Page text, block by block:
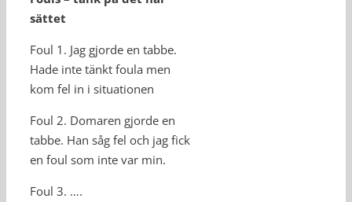
sättet
Foul 1. Jag gjorde en tabbe.
Hade inte tänkt foula men
kom fel in i situationen
Foul 2. Domaren gjorde en
tabbe. Han såg fel och jag fick
en foul som inte var min.
Foul 3. ….